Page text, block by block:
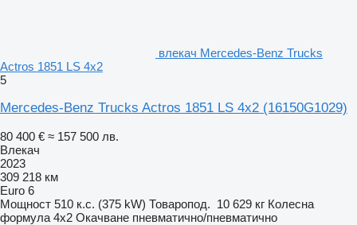
влекач Mercedes-Benz Trucks
Actros 1851 LS 4x2
5
Mercedes-Benz Trucks Actros 1851 LS 4x2 (16150G1029)
80 400 € ≈ 157 500 лв.
Влекач
2023
309 218 км
Euro 6
Мощност 510 к.с. (375 kW) Товаропод. 10 629 кг Колесна
формула 4x2 Окачване пневматично/пневматично